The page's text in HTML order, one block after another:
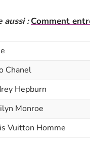
aussi : Comment
Chanel
Hepburn
Monroe
Vuitton Homme